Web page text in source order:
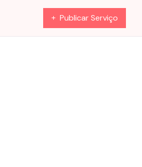
Publicar Serviço